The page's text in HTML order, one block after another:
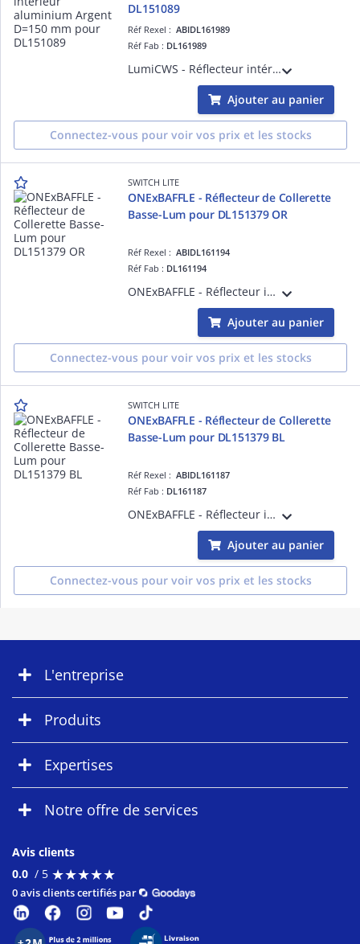
DL151089
Réf Rexel :ABIDL161989
Réf Fab : DL161989
LumiCWS - Réflecteur intérieur Argent D=150 mm pour DL151089
Ajouter au panier
Connectez-vous pour voir vos prix et les stocks
SWITCH LITE
ONExBAFFLE - Réflecteur de Collerette
Basse-Lum pour DL151379 OR
Réf Rexel :ABIDL161194
Réf Fab : DL161194
ONExBAFFLE - Réflecteur intérieur pour spot encastrable basse luminance DL151379 coloris or
Ajouter au panier
Connectez-vous pour voir vos prix et les stocks
SWITCH LITE
ONExBAFFLE - Réflecteur de Collerette
Basse-Lum pour DL151379 BL
Réf Rexel :ABIDL161187
Réf Fab : DL161187
ONExBAFFLE - Réflecteur intérieur pour spot encastrable basse luminance DL151379 coloris blanc
Ajouter au panier
Connectez-vous pour voir vos prix et les stocks
L'entreprise
Produits
Expertises
Notre offre de services
Avis clients
0.0 / 5 ★★★★★
★★★★★
0 avis clients certifiés par